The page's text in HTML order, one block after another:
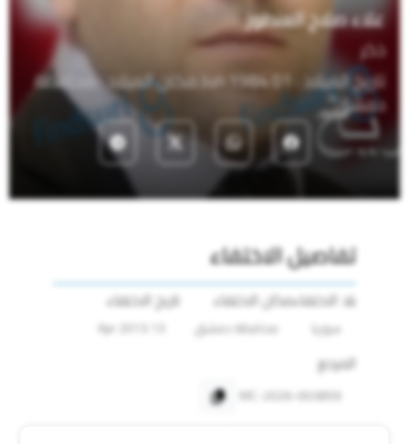
علاء صلاح العنطوز
ذكر
تاريخ الميلاد : 01 Jun 1984 مكان الميلاد : محافظة
دمشق
تفاصيل الاختفاء
بلد الاختفاء
سوريا
مكان الاختفاء
محافظة دمشق
تاريخ الاختفاء
13 Apr 2013
المرجع
MC-2026-003859